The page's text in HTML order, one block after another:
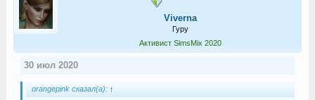
Viverna
Гуру
Активист SimsMix 2020
30 июл 2020
orangepink сказал(а): ↑